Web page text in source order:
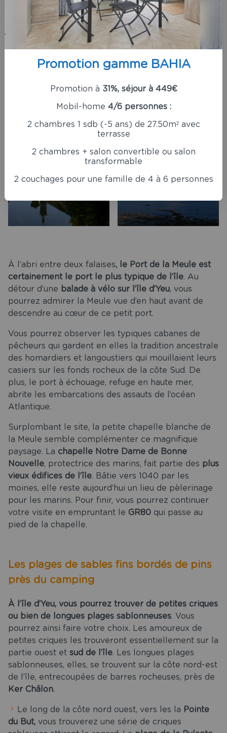
Promotion gamme BAHIA
Promotion à 31%, séjour à 449€
Mobil-home 4/6 personnes :
2 chambres 1 sdb (-5 ans) de 27.50m² avec
terrasse
2 chambres + salon convertible ou salon
transformable
2 couchages pour une famille de 4 à 6 personnes
La Chapelle surplombant le Port de la
Meule
À l’abri entre deux falaises, le Port de la Meule est
certainement le port le plus typique de l’île. Au
détour d’une balade à vélo sur l’île d’Yeu, vous
pourrez admirer la Meule vue d’en haut avant de
descendre au cœur de ce petit port.
Vous pourrez observer les typiques cabanes de
pêcheurs qui gardent en elles la tradition ancestrale
des homardiers et langoustiers qui mouillaient leurs
casiers sur les fonds rocheux de la côte Sud. De
plus, le port à échouage, refuge en haute mer,
abrite les embarcations des assauts de l’océan
Atlantique.
Surplombant le site, la petite chapelle blanche de
la Meule semble complémenter ce magnifique
paysage. La chapelle Notre Dame de Bonne
Nouvelle, protectrice des marins, fait partie des plus
vieux édifices de l’île. Bâtie vers 1040 par les
moines, elle reste aujourd’hui un lieu de pèlerinage
pour les marins. Pour finir, vous pourrez continuer
votre visite en empruntant le GR80 qui passe au
pied de la chapelle.
Les plages de sables fins bordés de pins
près du camping
À l’île d’Yeu, vous pourrez trouver de petites criques
ou bien de longues plages sablonneuses. Vous
pourrez ainsi faire votre choix. Les amoureux de
petites criques les trouveront essentiellement sur la
partie ouest et sud de l’île. Les longues plages
sablonneuses, elles, se trouvent sur la côte nord-est
de l’île, entrecoupées de barres rocheuses, près de
Ker Châlon.
Le long de la côte nord ouest, vers les la Pointe
du But, vous trouverez une série de criques